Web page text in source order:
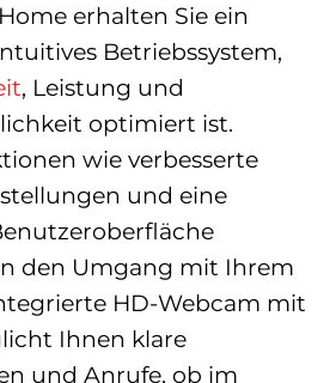
erhalten Sie ein
Betriebssystem,
, Leistung und
optimiert ist.
wie verbesserte
und eine
den Umgang mit Ihrem
HD-Webcam mit
Ihnen klare
und Anrufe, ob im